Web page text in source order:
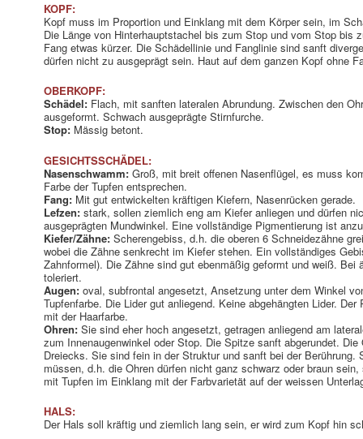
KOPF:
Kopf muss im Proportion und Einklang mit dem Körper sein, im
Die Länge von Hinterhauptstachel bis zum Stop und vom Stop bis
Fang etwas kürzer. Die Schädellinie und Fanglinie sind sanft
dürfen nicht zu ausgeprägt sein. Haut auf dem ganzen Kopf ohne
OBERKOPF:
Schädel: Flach, mit sanften lateralen Abrundung. Zwischen den
ausgeformt. Schwach ausgeprägte Stirnfurche.
Stop: Mässig betont.
GESICHTSSCHÄDEL:
Nasenschwamm: Groß, mit breit offenen Nasenflügel, es muss
Farbe der Tupfen entsprechen.
Fang: Mit gut entwickelten kräftigen Kiefern, Nasenrücken gerade.
Lefzen: stark, sollen ziemlich eng am Kiefer anliegen und dürfen
ausgeprägten Mundwinkel. Eine vollständige Pigmentierung ist
Kiefer/Zähne: Scherengebiss, d.h. die oberen 6 Schneidezähne
wobei die Zähne senkrecht im Kiefer stehen. Ein vollständiges
Zahnformel). Die Zähne sind gut ebenmäßig geformt und weiß. Bei
toleriert.
Augen: oval, subfrontal angesetzt, Ansetzung unter dem Winkel
Tupfenfarbe. Die Lider gut anliegend. Keine abgehängten Lider.
mit der Haarfarbe.
Ohren: Sie sind eher hoch angesetzt, getragen anliegend am
zum Innenaugenwinkel oder Stop. Die Spitze sanft abgerundet.
Dreiecks. Sie sind fein in der Struktur und sanft bei der
müssen, d.h. die Ohren dürfen nicht ganz schwarz oder braun
mit Tupfen im Einklang mit der Farbvarietät auf der weissen
HALS:
Der Hals soll kräftig und ziemlich lang sein, er wird zum Kopf hin